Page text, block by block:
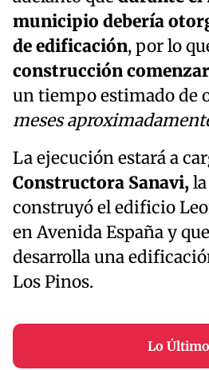
municipio debería
de edificación, por lo
construcción
un tiempo estimado de
meses
La ejecución estará a
Constructora Sanavi,
construyó el edificio
en Avenida España y
desarrolla una
Los Pinos.
Lo Último